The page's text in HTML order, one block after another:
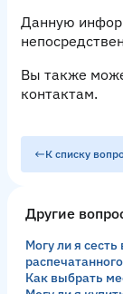
Данную
Вы также
контактам.
К списку
Другие
Могу ли я сесть
Как выбрать